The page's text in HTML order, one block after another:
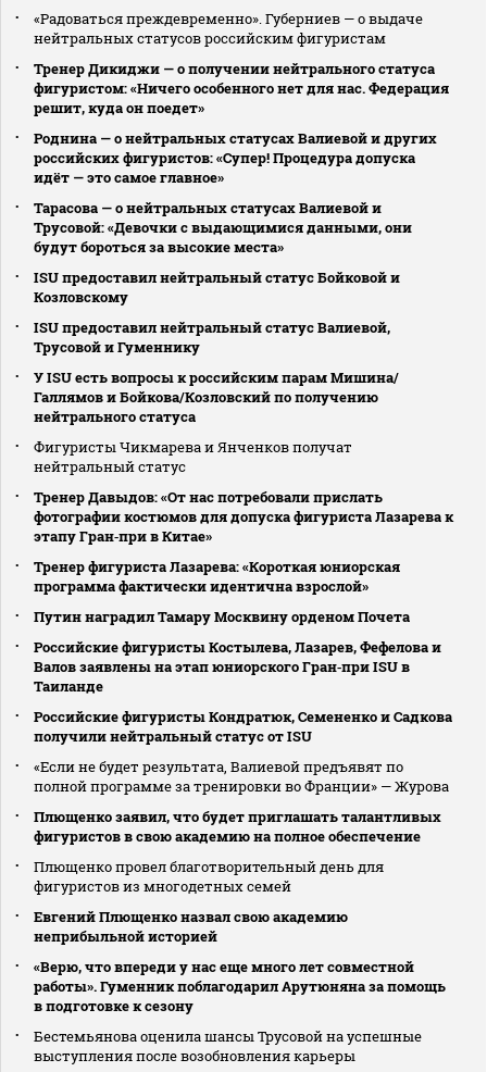
«Радоваться преждевременно». Губерниев — о выдаче
нейтральных статусов российским фигуристам
Тренер Дикиджи — о получении нейтрального статуса
фигуристом: «Ничего особенного нет для нас. Федерация
решит, куда он поедет»
Роднина — о нейтральных статусах Валиевой и других
российских фигуристов: «Супер! Процедура допуска
идёт — это самое главное»
Тарасова — о нейтральных статусах Валиевой и
Трусовой: «Девочки с выдающимися данными, они
будут бороться за высокие места»
ISU предоставил нейтральный статус Бойковой и
Козловскому
ISU предоставил нейтральный статус Валиевой,
Трусовой и Гуменнику
У ISU есть вопросы к российским парам Мишина/
Галлямов и Бойкова/Козловский по получению
нейтрального статуса
Фигуристы Чикмарева и Янченков получат
нейтральный статус
Тренер Давыдов: «От нас потребовали прислать
фотографии костюмов для допуска фигуриста Лазарева к
этапу Гран‑при в Китае»
Тренер фигуриста Лазарева: «Короткая юниорская
программа фактически идентична взрослой»
Путин наградил Тамару Москвину орденом Почета
Российские фигуристы Костылева, Лазарев, Фефелова и
Валов заявлены на этап юниорского Гран‑при ISU в
Таиланде
Российские фигуристы Кондратюк, Семененко и Садкова
получили нейтральный статус от ISU
«Если не будет результата, Валиевой предъявят по
полной программе за тренировки во Франции» — Журова
Плющенко заявил, что будет приглашать талантливых
фигуристов в свою академию на полное обеспечение
Плющенко провел благотворительный день для
фигуристов из многодетных семей
Евгений Плющенко назвал свою академию
неприбыльной историей
«Верю, что впереди у нас еще много лет совместной
работы». Гуменник поблагодарил Арутюняна за помощь
в подготовке к сезону
Бестемьянова оценила шансы Трусовой на успешные
выступления после возобновления карьеры